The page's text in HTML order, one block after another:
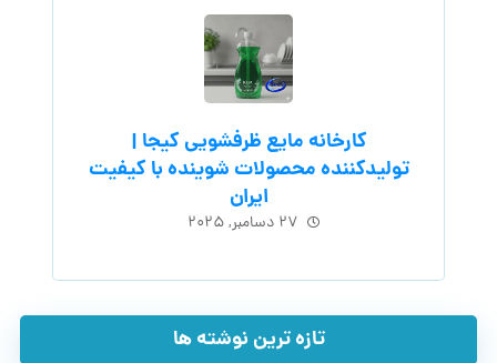
کارخانه مایع ظرفشویی کیجا |
تولیدکننده محصولات شوینده با کیفیت
ایران
۲۷ دسامبر, ۲۰۲۵
تازه ترین نوشته ها